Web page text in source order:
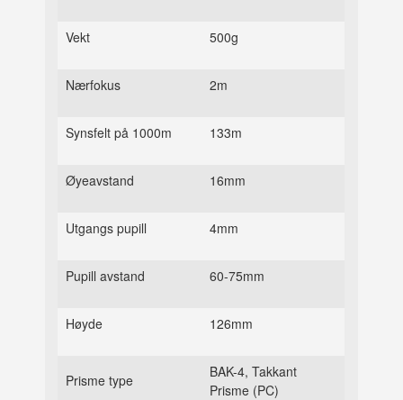
Vekt 500g
Nærfokus 2m
Synsfelt på 1000m 133m
Øyeavstand 16mm
Utgangs pupill 4mm
Pupill avstand 60-75mm
Høyde 126mm
Prisme type
BAK-4, Takkant
Prisme (PC)